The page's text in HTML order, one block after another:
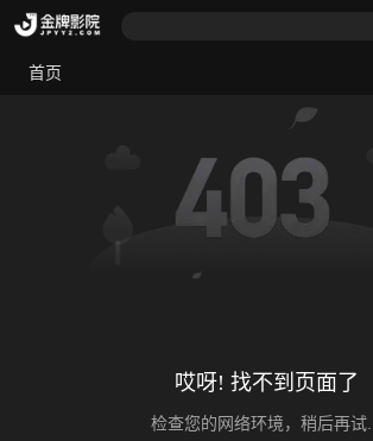
首页
哎呀! 找不到页面了
检查您的网络环境，稍后再试...